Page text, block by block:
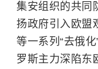
集安组织的共同
扬政府引入欧盟
等一系列“去俄
罗斯主力深陷东